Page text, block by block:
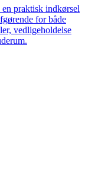
en praktisk indkørsel
for både
vedligeholdelse